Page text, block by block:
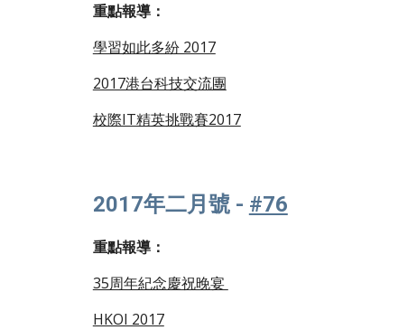
重點報導：
學習如此多紛 2017
2017港台科技交流團
校際IT精英挑戰賽2017
2017年二月號 - #76
重點報導：
35周年紀念慶祝晚宴
HKOI 2017